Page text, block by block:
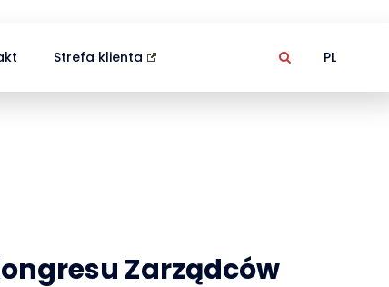
Strefa klienta PL
Zarządców